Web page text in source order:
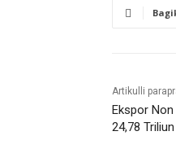
Artikulli
Ekspor
24,78